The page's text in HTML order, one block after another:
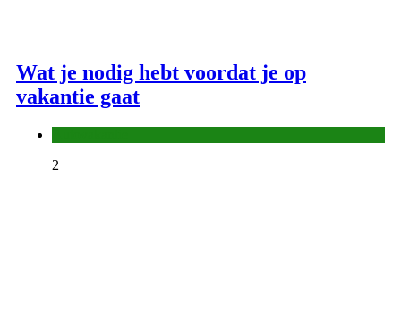
Wat je nodig hebt voordat je op
vakantie gaat
2